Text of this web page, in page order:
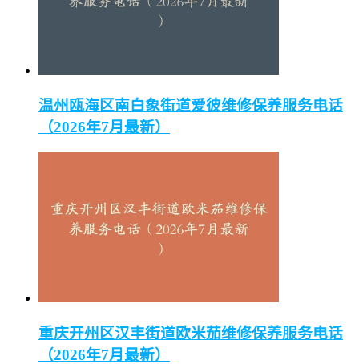
温州瓯海区南白象街道爱彼维修保养服务电话
（2026年7月最新）
重庆开州区汉丰街道欧米茄维修保养服务电话
（2026年7月最新）